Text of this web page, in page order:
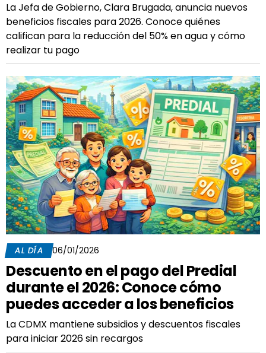
La Jefa de Gobierno, Clara Brugada, anuncia nuevos
beneficios fiscales para 2026. Conoce quiénes
califican para la reducción del 50% en agua y cómo
realizar tu pago
AL DÍA 06/01/2026
Descuento en el pago del Predial
durante el 2026: Conoce cómo
puedes acceder a los beneficios
La CDMX mantiene subsidios y descuentos fiscales
para iniciar 2026 sin recargos